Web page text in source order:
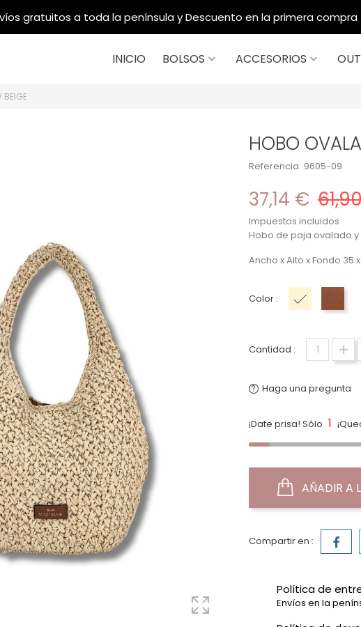
Contacto: 914 202 984 / 933 950 256
INICIO BOLSOS  ACCESORIOS 
BEIGE
HOBO
Referencia: 9605-09
37,14 €
Impuestos incluidos
Hobo de paja ovalado
Ancho x Alto x Fondo 35
Color :
Cantidad :
Haga una pregunta
¡Date prisa! Sólo 1
AÑADIR A
Compartir en :
Política de
Envíos en la